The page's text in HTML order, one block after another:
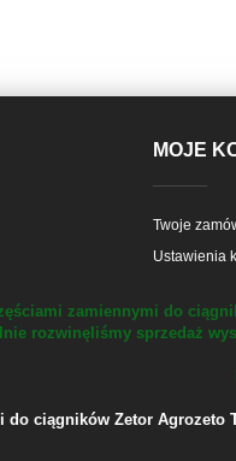
MOJE
Twoje
Ustawienia
zamiennymi do
rozwinęliśmy sprzedaż
do ciągników Zetor Agrozeto